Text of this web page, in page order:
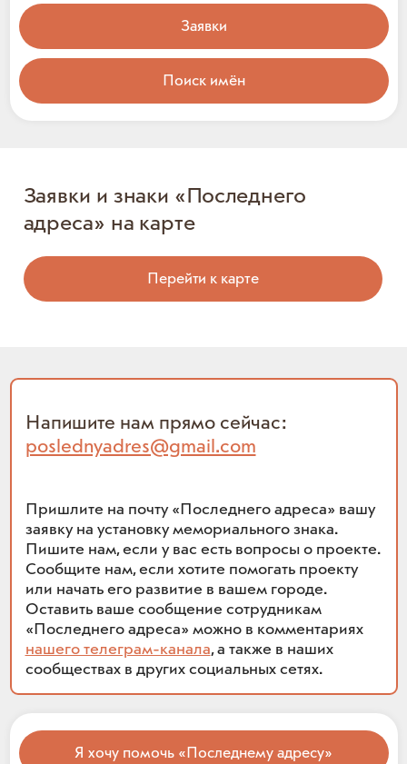
Заявки
Поиск имён
Заявки и знаки «Последнего
адреса» на карте
Перейти к карте
Напишите нам прямо сейчас:
poslednyadres@gmail.com
Пришлите на почту «Последнего адреса» вашу
заявку на установку мемориального знака.
Пишите нам, если у вас есть вопросы о проекте.
Сообщите нам, если хотите помогать проекту
или начать его развитие в вашем городе.
Оставить ваше сообщение сотрудникам
«Последнего адреса» можно в комментариях
нашего телеграм-канала, а также в наших
сообществах в других социальных сетях.
Я хочу помочь «Последнему адресу»